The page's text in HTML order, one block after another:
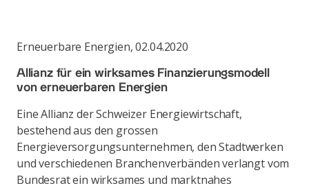
Erneuerbare Energien,02.04.2020
Allianz für ein wirksames Finanzierungsmodell
von erneuerbaren Energien
Eine Allianz der Schweizer Energiewirtschaft,
bestehend aus den grossen
Energieversorgungsunternehmen, den Stadtwerken
und verschiedenen Branchenverbänden verlangt vom
Bundesrat ein wirksames und marktnahes